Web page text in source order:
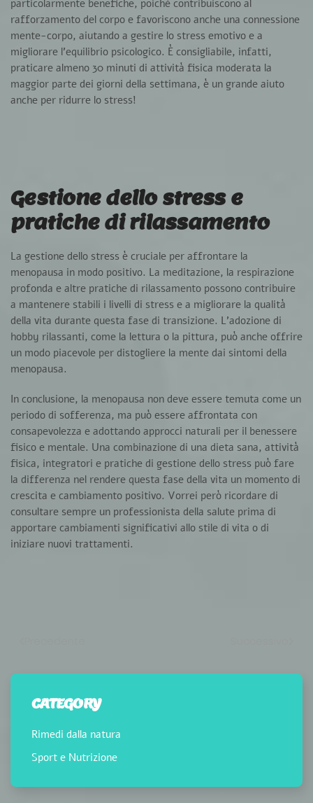
particolarmente benefiche, poiché contribuiscono al
rafforzamento del corpo e favoriscono anche una connessione
mente-corpo, aiutando a gestire lo stress emotivo e a
migliorare l’equilibrio psicologico. È consigliabile, infatti,
praticare almeno 30 minuti di attività fisica moderata la
maggior parte dei giorni della settimana, è un grande aiuto
anche per ridurre lo stress!
Gestione dello stress e
pratiche di rilassamento
La gestione dello stress è cruciale per affrontare la
menopausa in modo positivo. La meditazione, la respirazione
profonda e altre pratiche di rilassamento possono contribuire
a mantenere stabili i livelli di stress e a migliorare la qualità
della vita durante questa fase di transizione. L’adozione di
hobby rilassanti, come la lettura o la pittura, può anche offrire
un modo piacevole per distogliere la mente dai sintomi della
menopausa.
In conclusione, la menopausa non deve essere temuta come un
periodo di sofferenza, ma può essere affrontata con
consapevolezza e adottando approcci naturali per il benessere
fisico e mentale. Una combinazione di una dieta sana, attività
fisica, integratori e pratiche di gestione dello stress può fare
la differenza nel rendere questa fase della vita un momento di
crescita e cambiamento positivo. Vorrei però ricordare di
consultare sempre un professionista della salute prima di
apportare cambiamenti significativi allo stile di vita o di
iniziare nuovi trattamenti.
CATEGORY
Rimedi dalla natura
Sport e Nutrizione